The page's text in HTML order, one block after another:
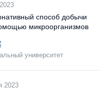
способ добычи
микроорганизмов
университет
2023